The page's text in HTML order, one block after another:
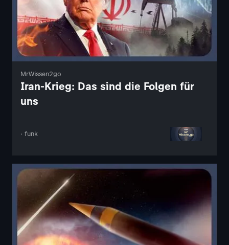
MrWissen2go
Iran-Krieg: Das sind die Folgen für
uns
· funk